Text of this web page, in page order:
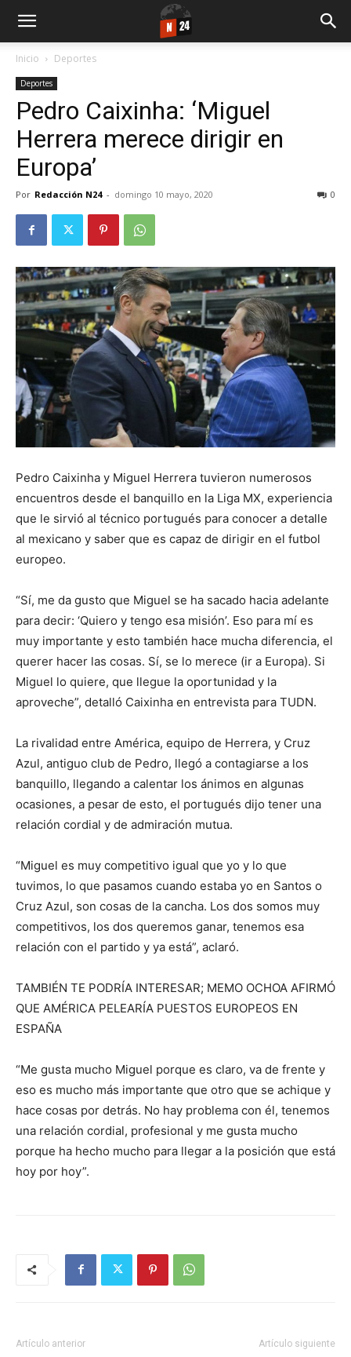
Inicio Deportes
Deportes
Pedro Caixinha: ‘Miguel
Herrera merece dirigir en
Europa’
Por Redacción N24 - domingo 10 mayo, 2020 0
Pedro Caixinha y Miguel Herrera tuvieron numerosos
encuentros desde el banquillo en la Liga MX, experiencia
que le sirvió al técnico portugués para conocer a detalle
al mexicano y saber que es capaz de dirigir en el futbol
europeo.
“Sí, me da gusto que Miguel se ha sacado hacia adelante
para decir: ‘Quiero y tengo esa misión’. Eso para mí es
muy importante y esto también hace mucha diferencia, el
querer hacer las cosas. Sí, se lo merece (ir a Europa). Si
Miguel lo quiere, que llegue la oportunidad y la
aproveche”, detalló Caixinha en entrevista para TUDN.
La rivalidad entre América, equipo de Herrera, y Cruz
Azul, antiguo club de Pedro, llegó a contagiarse a los
banquillo, llegando a calentar los ánimos en algunas
ocasiones, a pesar de esto, el portugués dijo tener una
relación cordial y de admiración mutua.
“Miguel es muy competitivo igual que yo y lo que
tuvimos, lo que pasamos cuando estaba yo en Santos o
Cruz Azul, son cosas de la cancha. Los dos somos muy
competitivos, los dos queremos ganar, tenemos esa
relación con el partido y ya está”, aclaró.
TAMBIÉN TE PODRÍA INTERESAR; MEMO OCHOA AFIRMÓ
QUE AMÉRICA PELEARÍA PUESTOS EUROPEOS EN
ESPAÑA
“Me gusta mucho Miguel porque es claro, va de frente y
eso es mucho más importante que otro que se achique y
hace cosas por detrás. No hay problema con él, tenemos
una relación cordial, profesional y me gusta mucho
porque ha hecho mucho para llegar a la posición que está
hoy por hoy”.
Artículo anterior Artículo siguiente